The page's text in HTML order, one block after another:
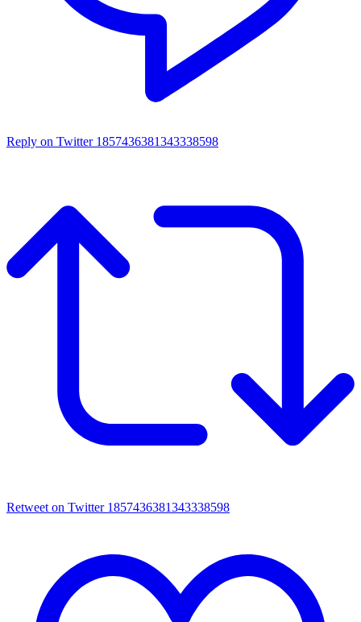
Reply on Twitter 1857436381343338598
Retweet on Twitter 1857436381343338598